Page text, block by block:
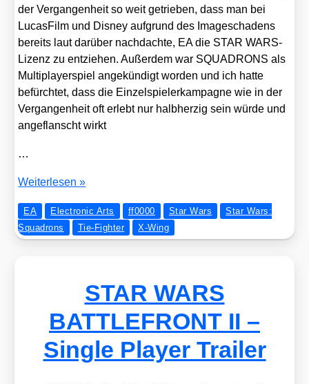
der Ver­gan­gen­heit so weit getrie­ben, dass man bei
Lucas­Film und Dis­ney auf­grund des Image­scha­dens
bereits laut dar­über nach­dach­te, EA die STAR WARS-
Lizenz zu ent­zie­hen. Außer­dem war SQUADRONS als
Mul­ti­play­er­spiel ange­kün­digt wor­den und ich hat­te
befürch­tet, dass die Ein­zel­spie­ler­kam­pa­gne wie in der
Ver­gan­gen­heit oft erlebt nur halb­her­zig sein wür­de und
ange­flanscht wirkt
…
Kurz­
spre­
chung:
Wei­ter­le­sen »
EA Electronic Arts ff0000 Star Wars
Star Wars:
Squadrons
Tie-Fighter X-Wing
STAR WARS
BATTLEFRONT II –
Single Player Trailer